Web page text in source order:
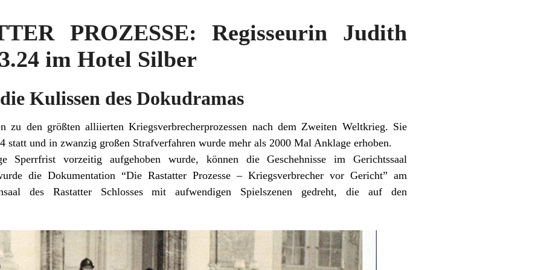
PROZESSE: Regisseurin Judith
im Hotel Silber
Kulissen des Dokudramas
zu den größten alliierten Kriegsverbrecherprozessen nach dem Zweiten Weltkrieg. Sie
statt und in zwanzig großen Strafverfahren wurde mehr als 2000 Mal Anklage erhoben.
Sperrfrist vorzeitig aufgehoben wurde, können die Geschehnisse im Gerichtssaal
die Dokumentation “Die Rastatter Prozesse – Kriegsverbrecher vor Gericht” am
des Rastatter Schlosses mit aufwendigen Spielszenen gedreht, die auf den